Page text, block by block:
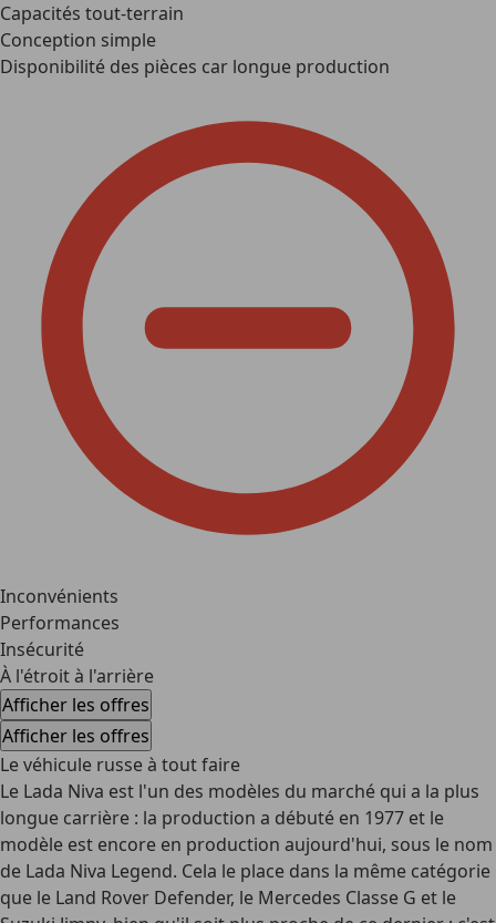
Capacités tout-terrain
Conception simple
Disponibilité des pièces car longue production
Inconvénients
Performances
Insécurité
À l'étroit à l'arrière
Afficher les offres
Afficher les offres
Le véhicule russe à tout faire
Le Lada Niva est l'un des modèles du marché qui a la plus
longue carrière : la production a débuté en 1977 et le
modèle est encore en production aujourd'hui, sous le nom
de Lada Niva Legend. Cela le place dans la même catégorie
que le Land Rover Defender, le Mercedes Classe G et le